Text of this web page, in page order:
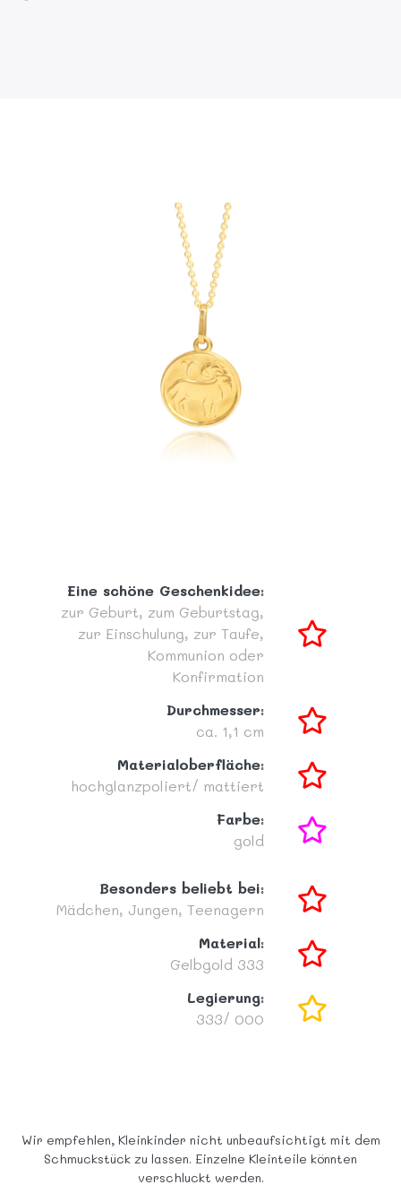
Eine schöne Geschenkidee:
zur Geburt, zum Geburtstag,
zur Einschulung, zur Taufe,
Kommunion oder
Konfirmation
Durchmesser:
ca. 1,1 cm
Materialoberfläche:
hochglanzpoliert/ mattiert
Farbe:
gold
Besonders beliebt bei:
Mädchen, Jungen,Teenagern
Material:
Gelbgold 333
Legierung:
333/ 000
Wir empfehlen, Kleinkinder nicht unbeaufsichtigt mit dem
Schmuckstück zu lassen. Einzelne Kleinteile könnten
verschluckt werden.